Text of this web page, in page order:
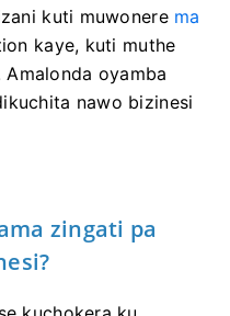
kuti muwonere ma
kaye, kuti muthe
oyamba
nawo bizinesi
zingati pa